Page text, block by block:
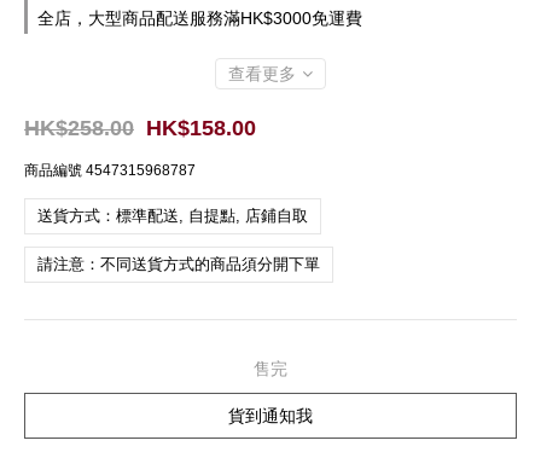
全店，大型商品配送服務滿HK$3000免運費
查看更多
HK$158.00
HK$258.00
商品編號 4547315968787
送貨方式：標準配送, 自提點, 店鋪自取
請注意：不同送貨方式的商品須分開下單
售完
貨到通知我